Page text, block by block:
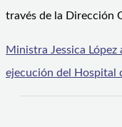
través de la Dirección
Ministra Jessica
ejecución del Hospital